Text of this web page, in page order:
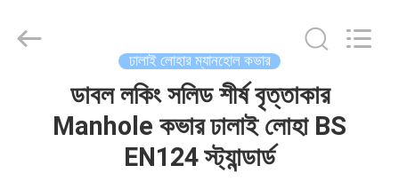
Foundry
CO.,LTD.
ঢালাই লোহার ম্যানহোল কভার
ডাবল লকিং সলিড শীর্ষ বৃত্তাকার
Manhole কভার ঢালাই লোহা BS
EN124 স্ট্যান্ডার্ড